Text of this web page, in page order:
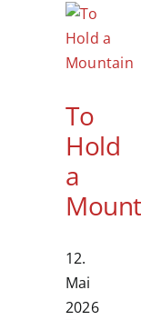
To
Hold
a
12.
Mai
2026